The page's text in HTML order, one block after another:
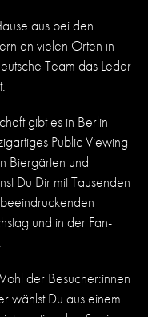
aus bei den
an vielen Orten in
Team das Leder
gibt es in Berlin
Public Viewing-
Biergärten und
Du Dir mit Tausenden
und in der Fan-
der Besucher:innen
wählst Du aus einem